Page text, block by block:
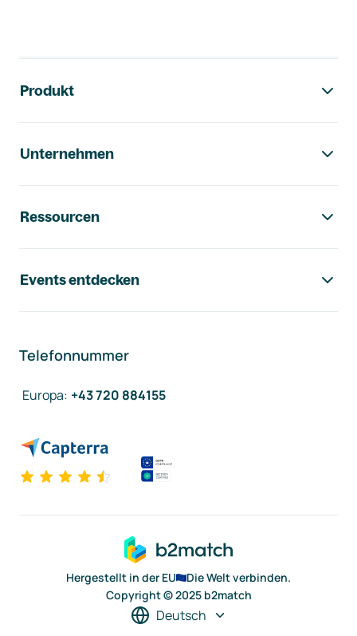
Produkt
Unternehmen
Ressourcen
Events entdecken
Telefonnummer
Europa: +43 720 884155
Hergestellt in der EU
Die Welt verbinden.
Copyright © 2025 b2match
Deutsch